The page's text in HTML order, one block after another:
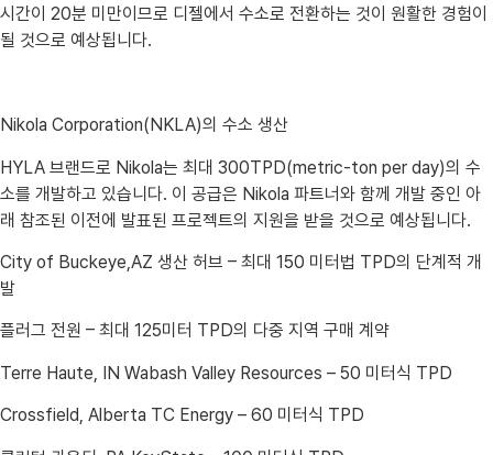
시간이 20분 미만이므로 디젤에서 수소로 전환하는 것이 원활한 경험이
될 것으로 예상됩니다.
Nikola Corporation(NKLA)의 수소 생산
HYLA 브랜드로 Nikola는 최대 300TPD(metric-ton per day)의 수
소를 개발하고 있습니다. 이 공급은 Nikola 파트너와 함께 개발 중인 아
래 참조된 이전에 발표된 프로젝트의 지원을 받을 것으로 예상됩니다.
City of Buckeye,AZ 생산 허브 – 최대 150 미터법 TPD의 단계적 개
발
플러그 전원 – 최대 125미터 TPD의 다중 지역 구매 계약
Terre Haute, IN Wabash Valley Resources – 50 미터식 TPD
Crossfield, Alberta TC Energy – 60 미터식 TPD